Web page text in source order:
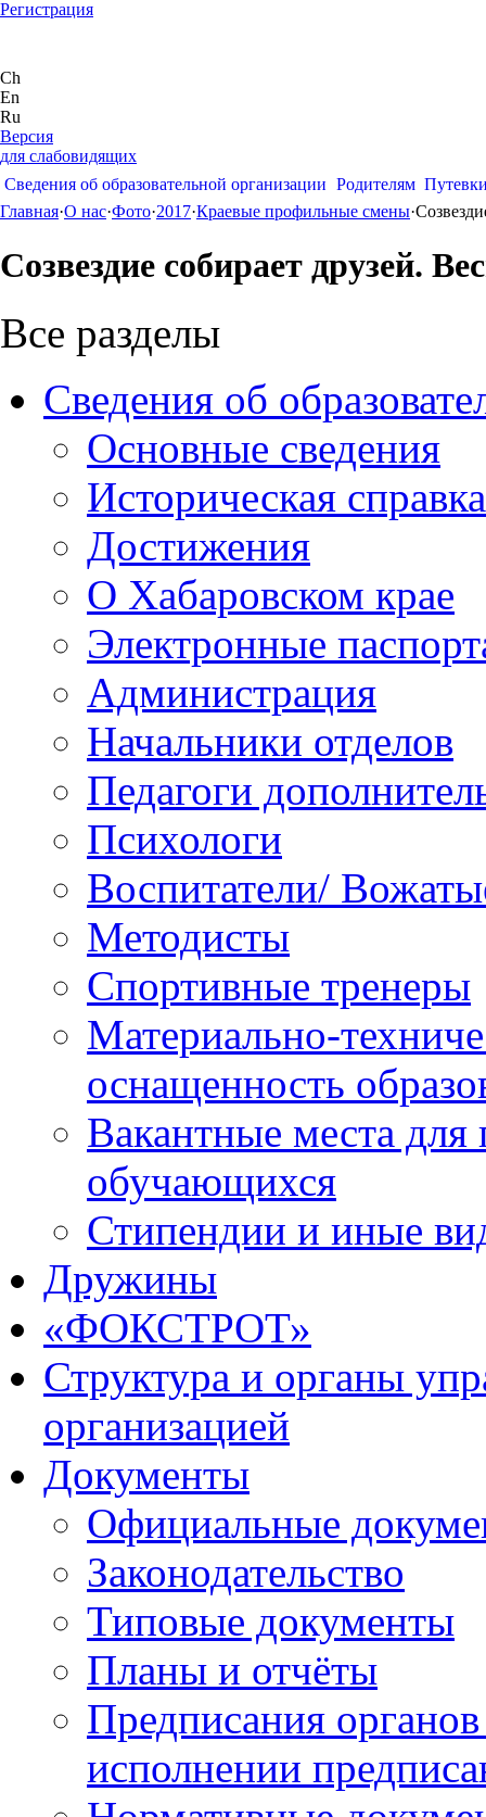
Регистрация
Ch
En
Ru
Версия
для слабовидящих
Сведения об образовательной организации Родителям
Главная·О нас·Фото·2017·Краевые профильные смены·
Созвездие собирает друзей.
Все разделы
Сведения об
Основные сведения
Историческая справка
Достижения
О Хабаровском крае
Электронные
Администрация
Начальники отделов
Педагоги
Психологи
Воспитатели/
Методисты
Спортивные тренеры
Материально-
оснащенность
Вакантные места для
обучающихся
Стипендии и иные
Дружины
«ФОКСТРОТ»
Структура и органы
организацией
Документы
Официальные
Законодательство
Типовые документы
Планы и отчёты
Предписания
исполнении